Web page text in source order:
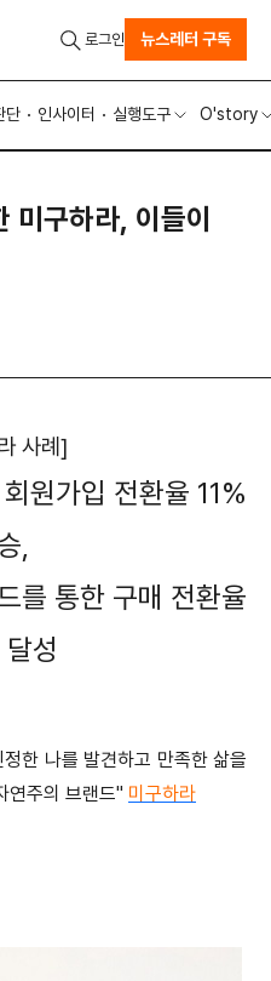
단 인사이터 실행도구 O'story
로그인 뉴스레터 구독
구하라, 이들이
사례]
원가입 전환율 11%
,
를 통한 구매 전환율
성
한 나를 발견하고 만족한 삶을
연주의 브랜드" 미구하라